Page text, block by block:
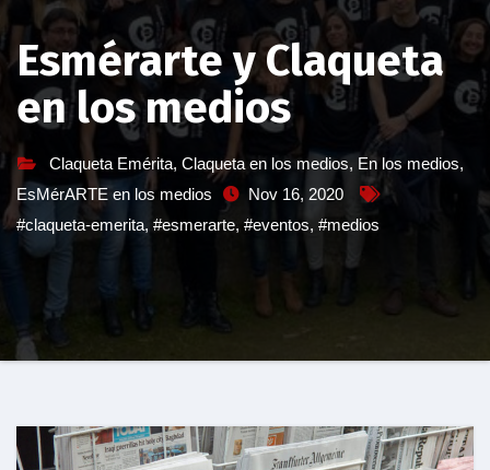
Esmérarte y Claqueta
en los medios
Claqueta Emérita, Claqueta en los medios, En los medios,
EsMérARTE en los medios
Nov 16, 2020
#claqueta-emerita, #esmerarte, #eventos, #medios